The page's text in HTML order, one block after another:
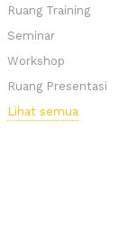
Ruang Training
Seminar
Workshop
Ruang Presentasi
Lihat semua